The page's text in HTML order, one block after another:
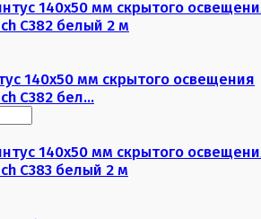
140х50 мм скрытого освещения
C382 бел...